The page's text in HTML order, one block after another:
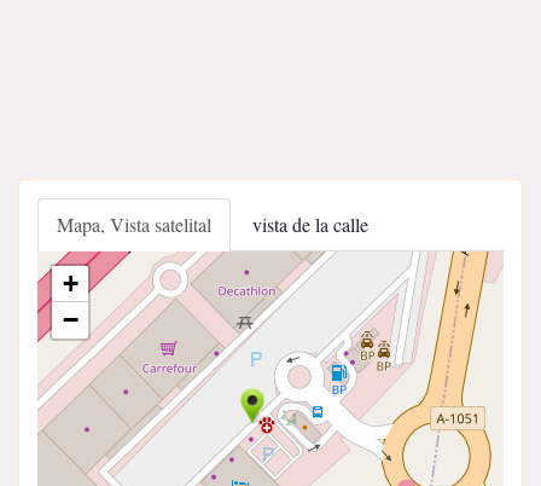
Mapa, Vista satelital vista de la calle
+
−